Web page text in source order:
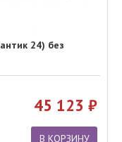
24) без
45 123
В КОРЗИНУ